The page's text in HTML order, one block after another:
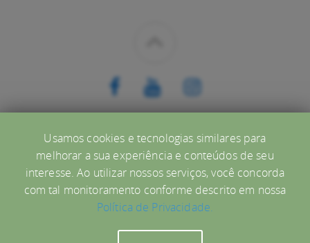
CONHEÇA
Ajuda
O uso deste site está sujeito aos termos e condições do
Usamos cookies e tecnologias similares para
melhorar a sua experiência e conteúdos de seu
interesse. Ao utilizar nossos serviços, você concorda
com tal monitoramento conforme descrito em nossa
Política de Privacidade.